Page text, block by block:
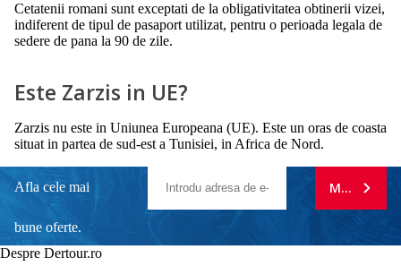
Cetatenii romani sunt exceptati de la obligativitatea obtinerii vizei,
indiferent de tipul de pasaport utilizat, pentru o perioada legala de
sedere de pana la 90 de zile.
Este Zarzis in UE?
Zarzis nu este in Uniunea Europeana (UE). Este un oras de coasta
situat in partea de sud-est a Tunisiei, in Africa de Nord.
Afla cele mai
bune oferte.
MA
Despre Dertour.ro